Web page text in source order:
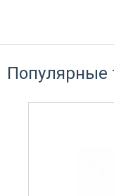
Популярные